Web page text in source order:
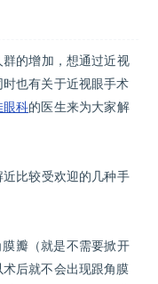
群的增加，想通过近视
也有关于近视眼手术
眼科的医生来为大家解
比较受欢迎的几种手
瓣（就是不需要掀开
后就不会出现跟角膜